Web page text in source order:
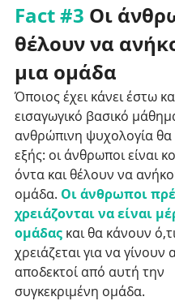
Fact #3 Οι
θέλουν να
μια ομάδα
Όποιος έχει κάνει έστω
εισαγωγικό βασικό
ανθρώπινη ψυχολογία θα
εξής: οι άνθρωποι είναι
όντα και θέλουν να
ομάδα. Οι άνθρωποι
χρειάζονται να είναι
ομάδας και θα κάνουν
χρειάζεται για να γίνουν
αποδεκτοί από αυτή την
συγκεκριμένη ομάδα.